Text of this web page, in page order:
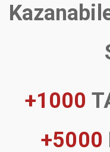
+1000
+5000